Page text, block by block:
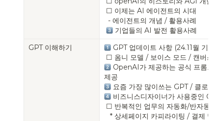
기업들의 AI 발전 활용사례
GPT 이해하기
GPT 업데이트 사항 (24.11월 기준)
OpenAI가 제공하는 공식 프롬프
비즈니스디자이너가 사용중인